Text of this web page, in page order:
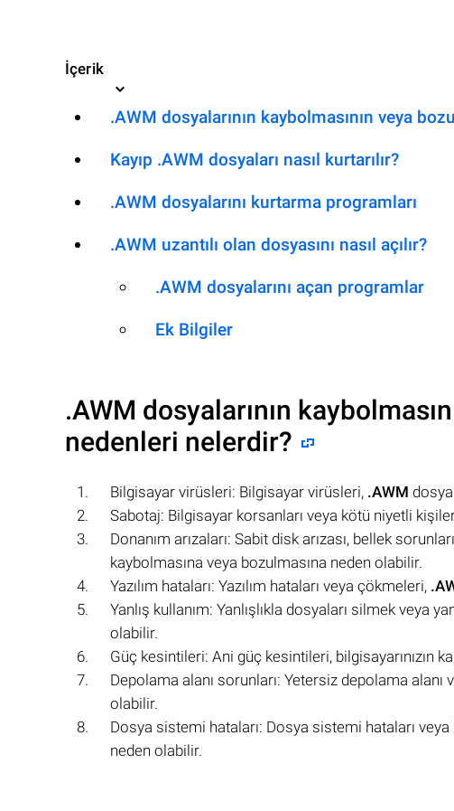
İçerik
.AWM dosyalarının kaybolmasının veya
Kayıp .AWM dosyaları nasıl kurtarılır?
.AWM dosyalarını kurtarma programları
.AWM uzantılı olan dosyasını nasıl açılır?
.AWM dosyalarını açan programlar
Ek Bilgiler
.AWM dosyalarının
nedenleri nelerdir?
Bilgisayar virüsleri: Bilgisayar virüsleri, .AWM
Sabotaj: Bilgisayar korsanları veya kötü niyetli
Donanım arızaları: Sabit disk arızası, bellek
kaybolmasına veya bozulmasına neden olabilir.
Yazılım hataları: Yazılım hataları veya çökmeleri,
Yanlış kullanım: Yanlışlıkla dosyaları silmek veya
olabilir.
Güç kesintileri: Ani güç kesintileri, bilgisayarınızın
Depolama alanı sorunları: Yetersiz depolama alanı
olabilir.
Dosya sistemi hataları: Dosya sistemi hataları veya
neden olabilir.